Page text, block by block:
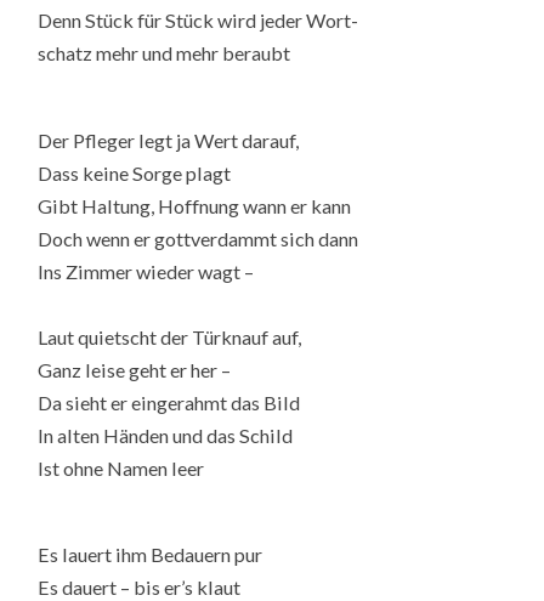
Denn Stück für Stück wird jeder Wort-
schatz mehr und mehr beraubt
Der Pfleger legt ja Wert darauf,
Dass keine Sorge plagt
Gibt Haltung, Hoffnung wann er kann
Doch wenn er gottverdammt sich dann
Ins Zimmer wieder wagt –
Laut quietscht der Türknauf auf,
Ganz leise geht er her –
Da sieht er eingerahmt das Bild
In alten Händen und das Schild
Ist ohne Namen leer
Es lauert ihm Bedauern pur
Es dauert – bis er’s klaut